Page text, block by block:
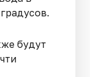
будут